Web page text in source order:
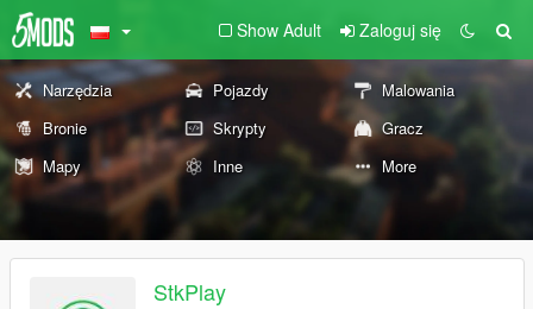
Show Adult Zaloguj się
Narzędzia Pojazdy
Malowania
Bronie
Skrypty
Gracz
Mapy
Inne More
StkPlay